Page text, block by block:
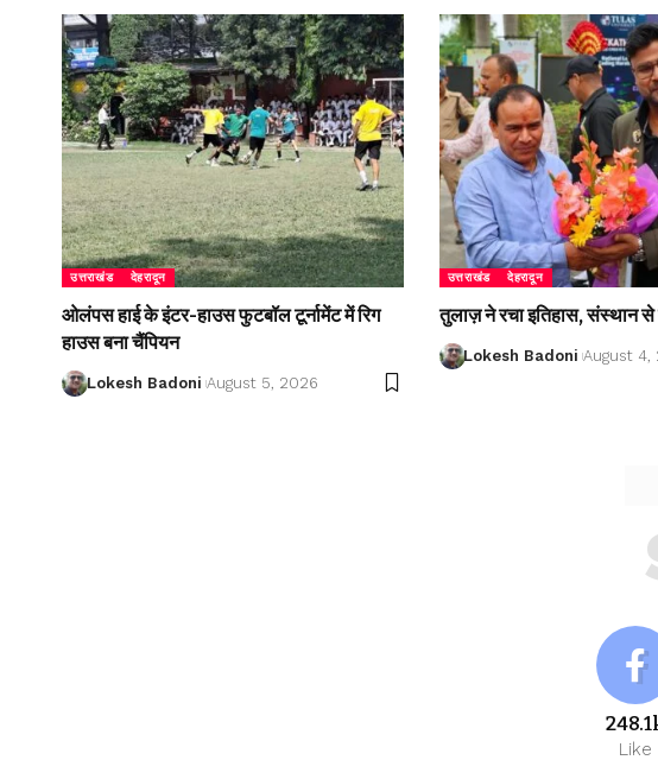
उत्तराखंड देहरादून
ओलंपस हाई के इंटर-हाउस फुटबॉल टूर्नामेंट में रिग
हाउस बना चैंपियन
Lokesh Badoni August 5, 2026
उत्तराखंड देहरादून
तुलाज़ ने रचा इतिहास, संस्थान से
Lokesh Badoni August 4,
Like